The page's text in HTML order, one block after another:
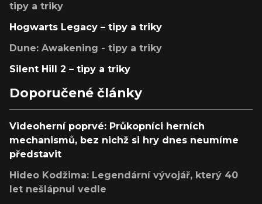
tipy a triky
Hogwarts Legacy – tipy a triky
Dune: Awakening - tipy a triky
Silent Hill 2 – tipy a triky
Doporučené články
Videoherní poprvé: Průkopníci herních
mechanismů, bez nichž si hry dnes neumíme
představit
Hideo Kodžima: Legendární vývojář, který 40
let nešlápnul vedle